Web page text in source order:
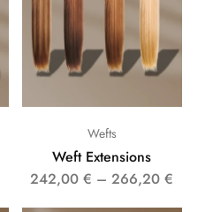
Wefts
Weft Extensions
242,00€ –266,20€